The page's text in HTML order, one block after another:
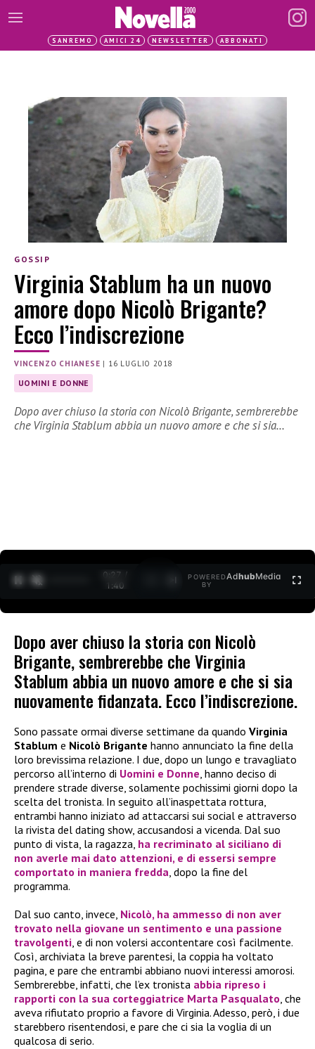
SANREMO AMICI 24 NEWSLETTER ABBONATI
GOSSIP
Virginia Stablum ha un nuovo
amore dopo Nicolò Brigante?
Ecco l’indiscrezione
VINCENZO CHIANESE | 16 LUGLIO 2018
UOMINI E DONNE
Dopo aver chiuso la storia con Nicolò Brigante, sembrerebbe
che Virginia Stablum abbia un nuovo amore e che si sia…
0:27 /
1:40
POWERED
BY
AdhubMedia
Dopo aver chiuso la storia con Nicolò
Brigante, sembrerebbe che Virginia
Stablum abbia un nuovo amore e che si sia
nuovamente fidanzata. Ecco l’indiscrezione.
Sono passate ormai diverse settimane da quando Virginia
Stablum e Nicolò Brigante hanno annunciato la fine della
loro brevissima relazione. I due, dopo un lungo e travagliato
percorso all’interno di Uomini e Donne, hanno deciso di
prendere strade diverse, solamente pochissimi giorni dopo la
scelta del tronista. In seguito all’inaspettata rottura,
entrambi hanno iniziato ad attaccarsi sui social e attraverso
la rivista del dating show, accusandosi a vicenda. Dal suo
punto di vista, la ragazza, ha recriminato al siciliano di
non averle mai dato attenzioni, e di essersi sempre
comportato in maniera fredda, dopo la fine del
programma.
Dal suo canto, invece, Nicolò, ha ammesso di non aver
trovato nella giovane un sentimento e una passione
travolgenti, e di non volersi accontentare così facilmente.
Così, archiviata la breve parentesi, la coppia ha voltato
pagina, e pare che entrambi abbiano nuovi interessi amorosi.
Sembrerebbe, infatti, che l’ex tronista abbia ripreso i
rapporti con la sua corteggiatrice Marta Pasqualato, che
aveva rifiutato proprio a favore di Virginia. Adesso, però, i due
starebbero risentendosi, e pare che ci sia la voglia di un
qualcosa di serio.